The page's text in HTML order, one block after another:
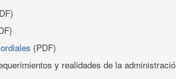
(PDF)
y realidades de la